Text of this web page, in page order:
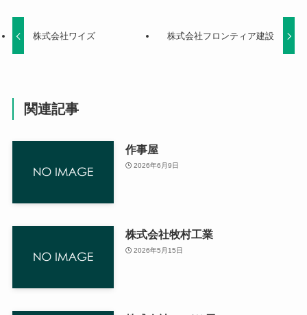
株式会社ワイズ 株式会社フロンティア建設
関連記事
作事屋
2026年6月9日
株式会社牧村工業
2026年5月15日